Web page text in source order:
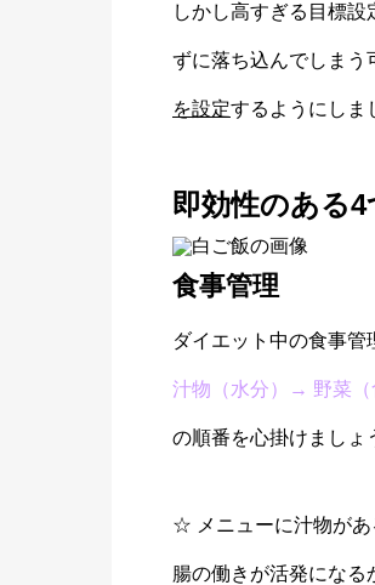
しかし高すぎる目標
ずに落ち込んでしまう
を設定するようにしま
即効性のある
食事管理
ダイエット中の食事管
汁物（水分）→ 野菜（
の順番を心掛けましょ
☆ メニューに汁物があ
腸の働きが活発になる